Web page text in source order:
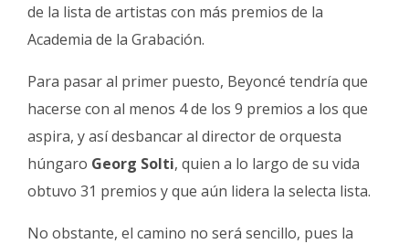
de la lista de artistas con más premios de la
Academia de la Grabación.
Para pasar al primer puesto, Beyoncé tendría que
hacerse con al menos 4 de los 9 premios a los que
aspira, y así desbancar al director de orquesta
húngaro Georg Solti, quien a lo largo de su vida
obtuvo 31 premios y que aún lidera la selecta lista.
No obstante, el camino no será sencillo, pues la